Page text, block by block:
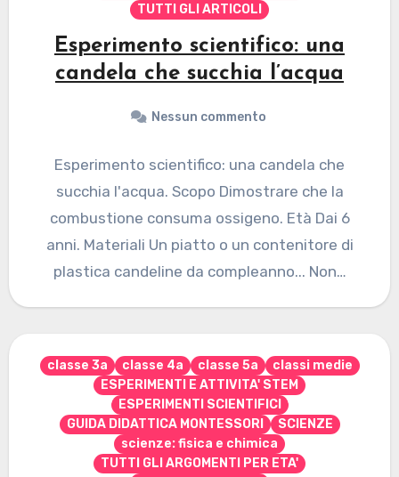
TUTTI GLI ARTICOLI
Esperimento scientifico: una
candela che succhia l’acqua
Nessun commento
Esperimento scientifico: una candela che
succhia l'acqua. Scopo Dimostrare che la
combustione consuma ossigeno. Età Dai 6
anni. Materiali Un piatto o un contenitore di
plastica candeline da compleanno... Non…
classe 3a classe 4a classe 5a
classi medie
ESPERIMENTI E ATTIVITA' STEM
ESPERIMENTI SCIENTIFICI
GUIDA DIDATTICA MONTESSORI
SCIENZE
scienze: fisica e chimica
TUTTI GLI ARGOMENTI PER ETA'